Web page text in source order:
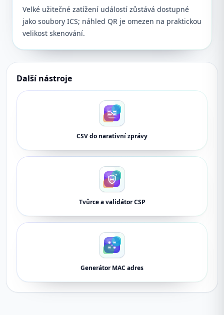
Velké užitečné zatížení událostí zůstává dostupné
jako soubory ICS; náhled QR je omezen na praktickou
velikost skenování.
Další nástroje
CSV do narativní zprávy
Tvůrce a validátor CSP
Generátor MAC adres